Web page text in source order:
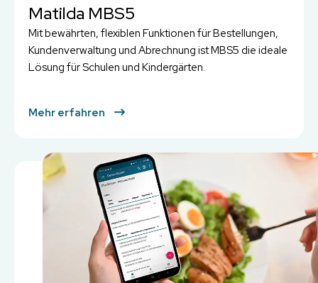
Matilda MBS5
Mit bewährten, flexiblen Funktionen für Bestellungen,
Kundenverwaltung und Abrechnung ist MBS5 die ideale
Lösung für Schulen und Kindergärten.
Mehr erfahren